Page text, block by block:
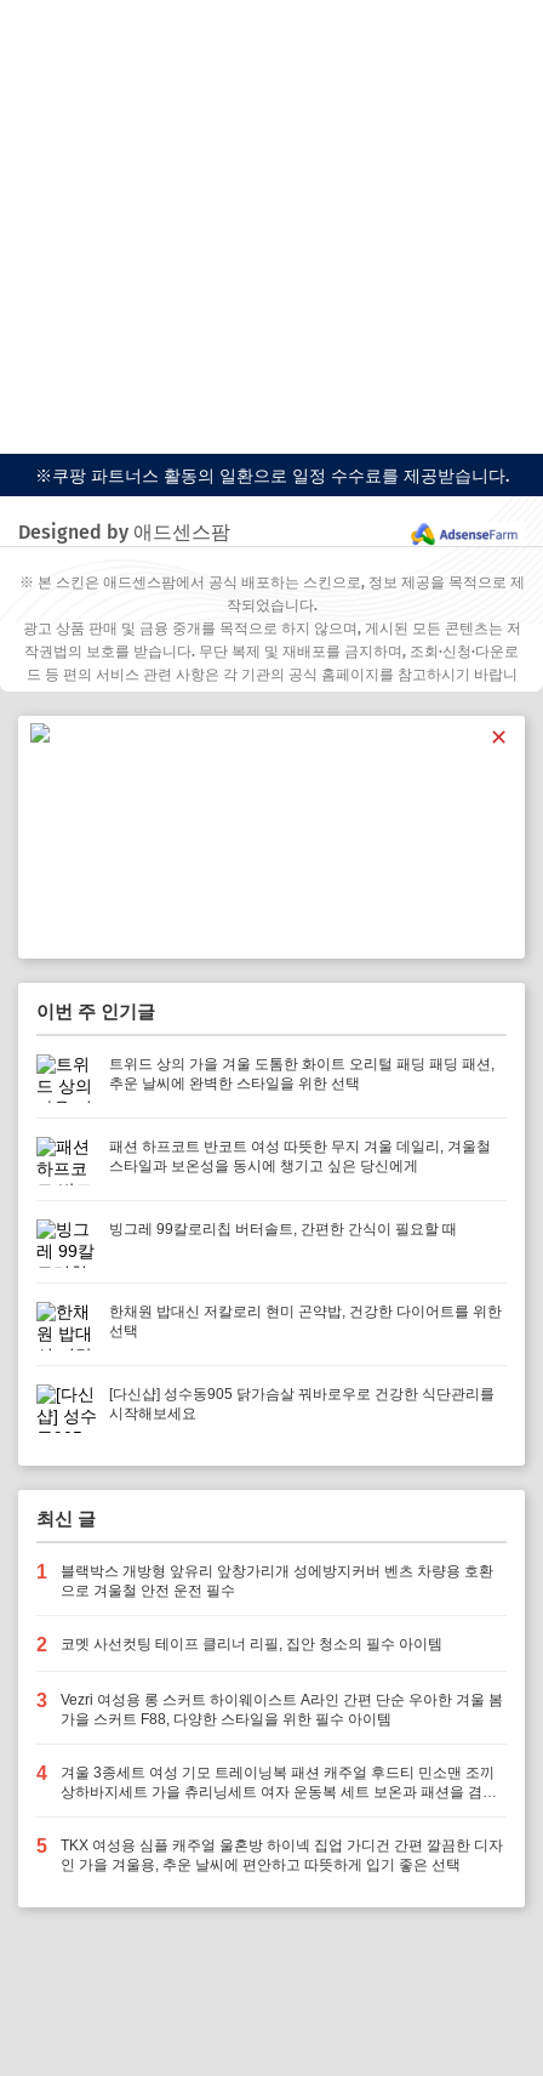
※쿠팡 파트너스 활동의 일환으로 일정 수수료를 제공받습니다.
Designed by 애드센스팜
※ 본 스킨은 애드센스팜에서 공식 배포하는 스킨으로, 정보 제공을 목적으로 제
작되었습니다.
광고 상품 판매 및 금융 중개를 목적으로 하지 않으며, 게시된 모든 콘텐츠는 저
작권법의 보호를 받습니다. 무단 복제 및 재배포를 금지하며, 조회·신청·다운로
드 등 편의 서비스 관련 사항은 각 기관의 공식 홈페이지를 참고하시기 바랍니
✕
이번 주 인기글
트위드 상의 가을 겨울 도톰한 화이트 오리털 패딩 패딩 패션,
추운 날씨에 완벽한 스타일을 위한 선택
패션 하프코트 반코트 여성 따뜻한 무지 겨울 데일리, 겨울철
스타일과 보온성을 동시에 챙기고 싶은 당신에게
빙그레 99칼로리칩 버터솔트, 간편한 간식이 필요할 때
한채원 밥대신 저칼로리 현미 곤약밥, 건강한 다이어트를 위한
선택
[다신샵] 성수동905 닭가슴살 꿔바로우로 건강한 식단관리를
시작해보세요
최신 글
1
블랙박스 개방형 앞유리 앞창가리개 성에방지커버 벤츠 차량용 호환
으로 겨울철 안전 운전 필수
2 코멧 사선컷팅 테이프 클리너 리필, 집안 청소의 필수 아이템
3
Vezri 여성용 롱 스커트 하이웨이스트 A라인 간편 단순 우아한 겨울 봄
가을 스커트 F88, 다양한 스타일을 위한 필수 아이템
4
겨울 3종세트 여성 기모 트레이닝복 패션 캐주얼 후드티 민소맨 조끼
상하바지세트 가을 츄리닝세트 여자 운동복 세트 보온과 패션을 겸비,
5
TKX 여성용 심플 캐주얼 울혼방 하이넥 집업 가디건 간편 깔끔한 디자
인 가을 겨울용, 추운 날씨에 편안하고 따뜻하게 입기 좋은 선택